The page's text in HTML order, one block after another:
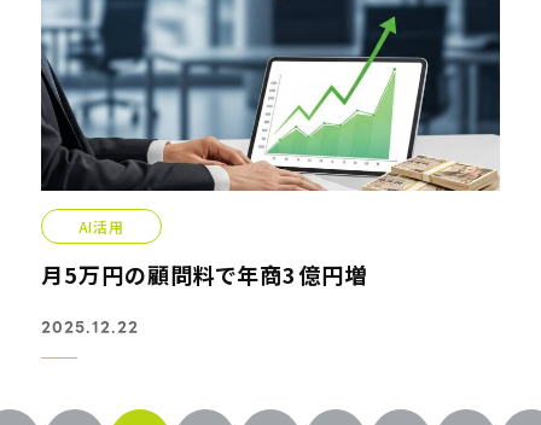
AI活用
月5万円の顧問料で年商3億円増
2025.12.22